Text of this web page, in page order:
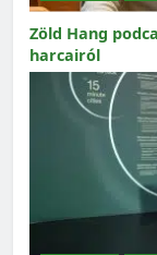
Zöld Hang
harcairól